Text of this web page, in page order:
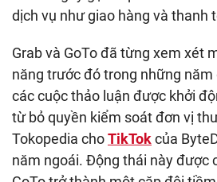
dịch vụ như giao hàng và thanh
Grab và GoTo đã từng xem xét
năng trước đó trong những năm
các cuộc thảo luận được khởi
từ bỏ quyền kiểm soát đơn vị
Tokopedia choTikTokcủa
năm ngoái. Động thái này được